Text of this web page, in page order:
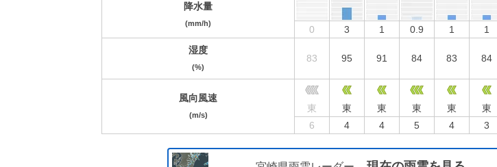
降水量
(mm/h)
0 3 1 0.9 1 1
湿度
(%)
83 95 91 84 83 84
風向風速
(m/s)
東 東 東 東 東 東
6
4 4 5 4 3